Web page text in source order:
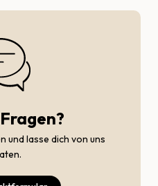
Fragen?
und lasse dich von uns